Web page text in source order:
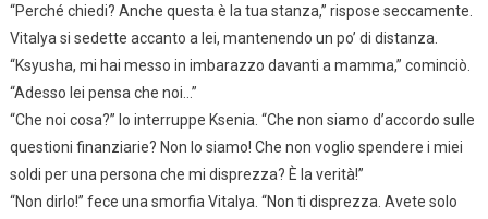
“Perché chiedi? Anche questa è la tua stanza,” rispose seccamente.
Vitalya si sedette accanto a lei, mantenendo un po’ di distanza.
“Ksyusha, mi hai messo in imbarazzo davanti a mamma,” cominciò.
“Adesso lei pensa che noi…”
“Che noi cosa?” lo interruppe Ksenia. “Che non siamo d’accordo sulle
questioni finanziarie? Non lo siamo! Che non voglio spendere i miei
soldi per una persona che mi disprezza? È la verità!”
“Non dirlo!” fece una smorfia Vitalya. “Non ti disprezza. Avete solo